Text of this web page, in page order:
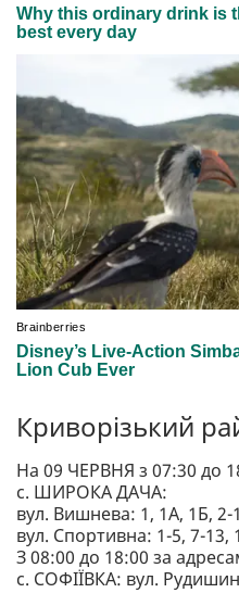
Криворізький
На 09 ЧЕРВНЯ з 07:30 до
с. ШИРОКА ДАЧА:
вул. Вишнева: 1, 1А, 1Б, 2-
вул. Спортивна: 1-5, 7-13,
З 08:00 до 18:00 за
с. СОФІЇВКА: вул.